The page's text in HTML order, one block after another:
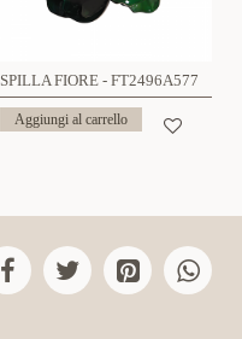
SPILLA FIORE - FT2496A577
Aggiungi al carrello